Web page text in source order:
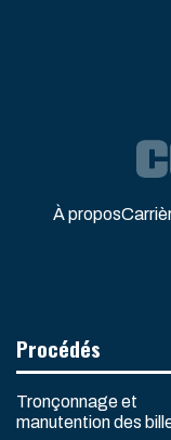
À propos
Procédés
Tronçonnage et
manutention des